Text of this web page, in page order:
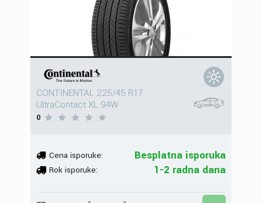
CONTINENTAL 225/45 R17
UltraContact XL 94W
0
Cena isporuke: Besplatna isporuka
Rok isporuke: 1-2 radna dana